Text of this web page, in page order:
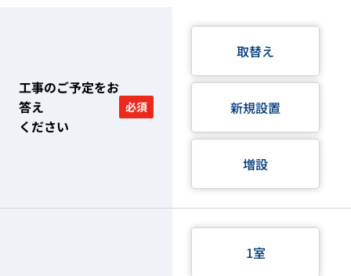
工事のご予定をお
答え
ください
必須
取替え
新規設置
増設
1室